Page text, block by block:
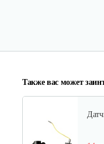
Также вас может